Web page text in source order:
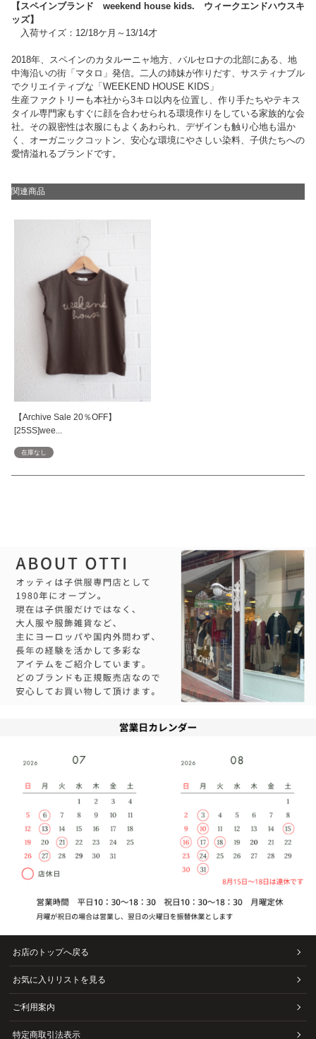
【スペインブランド weekend house kids. ウィークエンドハウスキ
ッズ】
入荷サイズ：12/18ケ月～13/14才
2018年、スペインのカタルーニャ地方、バルセロナの北部にある、地
中海沿いの街「マタロ」発信。二人の姉妹が作りだす、サスティナブル
でクリエイティブな「WEEKEND HOUSE KIDS」
生産ファクトリーも本社から3キロ以内を位置し、作り手たちやテキス
タイル専門家もすぐに顔を合わせられる環境作りをしている家族的な会
社。その親密性は衣服にもよくあわられ、デザインも触り心地も温か
く、オーガニックコットン、安心な環境にやさしい染料、子供たちへの
愛情溢れるブランドです。
関連商品
【Archive Sale 20％OFF】
[25SS]wee...
在庫なし
お店のトップへ戻る
お気に入りリストを見る
ご利用案内
特定商取引法表示